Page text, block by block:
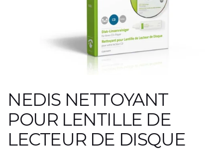
NEDIS NETTOYANT
POUR LENTILLE DE
LECTEUR DE DISQUE